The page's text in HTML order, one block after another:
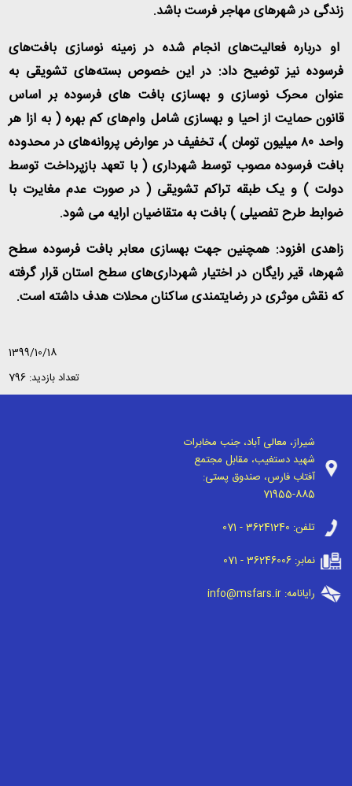
زندگی در شهرهای مهاجر فرست باشد.
او درباره فعالیت‌های انجام شده در زمینه نوسازی بافت‌های
فرسوده نیز توضیح داد: در این خصوص بسته‌های تشویقی به
عنوان محرک نوسازی و بهسازی بافت های فرسوده بر اساس
قانون حمایت از احیا و بهسازی شامل وام‌های کم بهره ( به ازا هر
واحد ۸۰ میلیون تومان )، تخفیف در عوارض پروانه‌های در محدوده
بافت فرسوده مصوب توسط شهرداری ( با تعهد بازپرداخت توسط
دولت ) و یک طبقه تراکم تشویقی ( در صورت عدم مغایرت با
ضوابط طرح تفصیلی ) بافت به متقاضیان ارایه می شود.
زاهدی افزود: همچنین جهت بهسازی معابر بافت فرسوده سطح
شهرها، قیر رایگان در اختیار شهرداری‌های سطح استان قرار گرفته
که نقش موثری در رضایتمندی ساکنان محلات هدف داشته است.
1399/10/18
تعداد بازدید: 796
شیراز، معالی آباد، جنب مخابرات
شهید دستغیب، مقابل مجتمع
آفتاب فارس، صندوق پستی:
71955-885
تلفن: 071 - 36241240
نمابر:071 - 36246006
رایانامه:info@msfars.ir